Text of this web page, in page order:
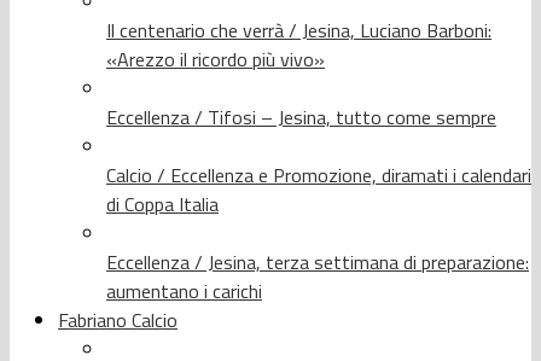
Il centenario che verrà / Jesina, Luciano Barboni:
«Arezzo il ricordo più vivo»
Eccellenza / Tifosi – Jesina, tutto come sempre
Calcio / Eccellenza e Promozione, diramati i calendari
di Coppa Italia
Eccellenza / Jesina, terza settimana di preparazione:
aumentano i carichi
Fabriano Calcio